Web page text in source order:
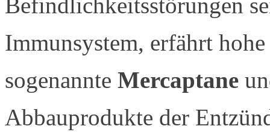
Immunsystem, erfährt
sogenannte Mercaptane
Abbauprodukte der